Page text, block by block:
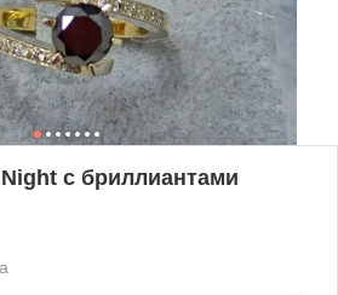
с бриллиантами